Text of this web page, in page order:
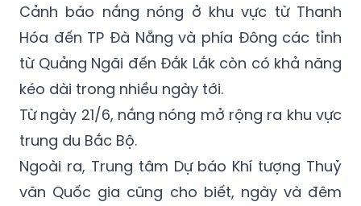
Cảnh báo nắng nóng ở khu vực từ Thanh
Hóa đến TP Đà Nẵng và phía Đông các tỉnh
từ Quảng Ngãi đến Đắk Lắk còn có khả năng
kéo dài trong nhiều ngày tới.
Từ ngày 21/6, nắng nóng mở rộng ra khu vực
trung du Bắc Bộ.
Ngoài ra, Trung tâm Dự báo Khí tượng Thuỷ
văn Quốc gia cũng cho biết, ngày và đêm